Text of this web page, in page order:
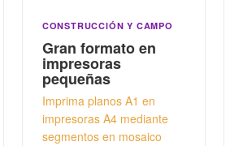
CONSTRUCCIÓN Y CAMPO
Gran formato en
impresoras
pequeñas
Imprima planos A1 en
impresoras A4 mediante
segmentos en mosaico